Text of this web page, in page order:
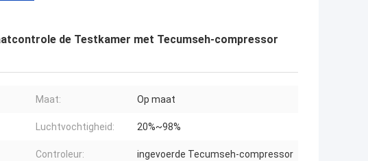
de Testkamer met Tecumseh-compressor
Maat: Op maat
Luchtvochtigheid: 20%~98%
Controleur: ingevoerde Tecumseh-compressor